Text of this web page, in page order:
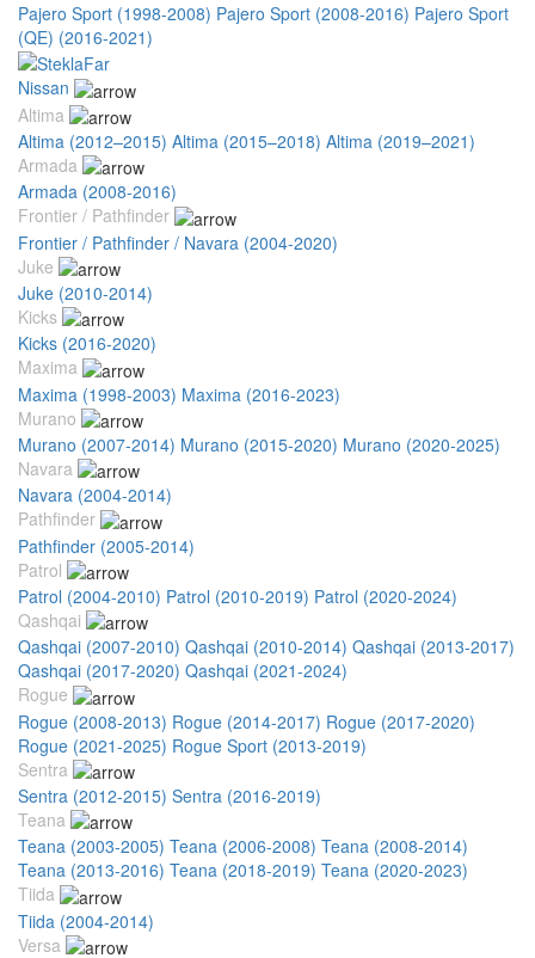
Pajero Sport (1998-2008) Pajero Sport (2008-2016) Pajero Sport
(QE) (2016-2021)
Nissan
Altima
Altima (2012–2015) Altima (2015–2018) Altima (2019–2021)
Armada
Armada (2008-2016)
Frontier / Pathfinder
Frontier / Pathfinder / Navara (2004-2020)
Juke
Juke (2010-2014)
Kicks
Kicks (2016-2020)
Maxima
Maxima (1998-2003) Maxima (2016-2023)
Murano
Murano (2007-2014) Murano (2015-2020) Murano (2020-2025)
Navara
Navara (2004-2014)
Pathfinder
Pathfinder (2005-2014)
Patrol
Patrol (2004-2010) Patrol (2010-2019) Patrol (2020-2024)
Qashqai
Qashqai (2007-2010) Qashqai (2010-2014) Qashqai (2013-2017)
Qashqai (2017-2020) Qashqai (2021-2024)
Rogue
Rogue (2008-2013) Rogue (2014-2017) Rogue (2017-2020)
Rogue (2021-2025) Rogue Sport (2013-2019)
Sentra
Sentra (2012-2015) Sentra (2016-2019)
Teana
Teana (2003-2005) Teana (2006-2008) Teana (2008-2014)
Teana (2013-2016) Teana (2018-2019) Teana (2020-2023)
Tiida
Tiida (2004-2014)
Versa